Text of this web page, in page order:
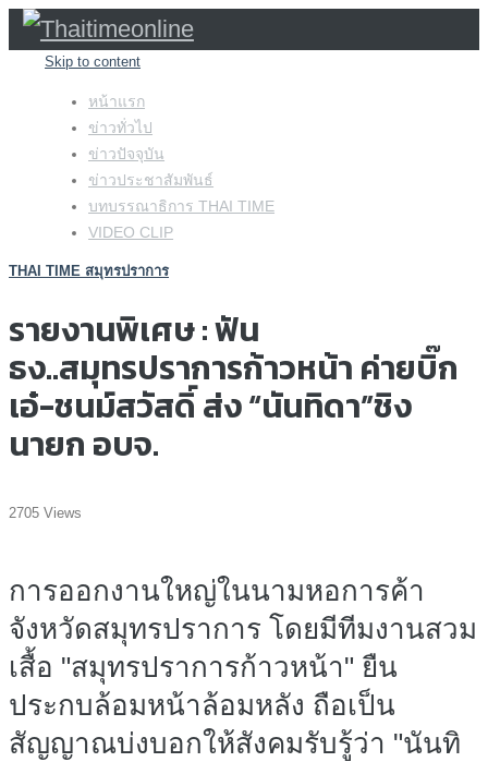
Skip to content
หน้าแรก
ข่าวทั่วไป
ข่าวปัจจุบัน
ข่าวประชาสัมพันธ์
บทบรรณาธิการ THAI TIME
VIDEO CLIP
THAI TIME สมุทรปราการ
รายงานพิเศษ : ฟัน
ธง..สมุทรปราการก้าวหน้า ค่ายบิ๊ก
เอ๋-ชนม์สวัสดิ์ ส่ง “นันทิดา”ชิง
นายก อบจ.
2705 Views
การออกงานใหญ่ในนามหอการค้า
จังหวัดสมุทรปราการ โดยมีทีมงานสวม
เสื้อ "สมุทรปราการก้าวหน้า" ยืน
ประกบล้อมหน้าล้อมหลัง ถือเป็น
สัญญาณบ่งบอกให้สังคมรับรู้ว่า "นันทิ